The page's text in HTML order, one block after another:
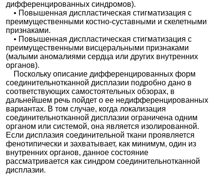
дифференцированных синдромов).
• Повышенная диспластическая стигматизация с
преимущественными костно-суставными и скелетными
признаками.
• Повышенная диспластическая стигматизация с
преимущественными висцеральными признаками
(малыми аномалиями сердца или других внутренних
органов).
Поскольку описание дифференцированных форм
соединительнотканной дисплазии подробно дано в
соответствующих самостоятельных обзорах, в
дальнейшем речь пойдет о ее недифференцированных
вариантах. В том случае, когда локализация
соединительнотканной дисплазии ограничена одним
органом или системой, она является изолированной.
Если дисплазия соединительной ткани проявляется
фенотипически и захватывает, как минимум, один из
внутренних органов, данное состояние
рассматривается как синдром соединительнотканной
дисплазии.